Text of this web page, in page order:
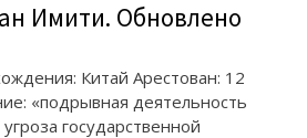
Имити. Обновлено
Китай Арестован: 12
«подрывная деятельность
государственной